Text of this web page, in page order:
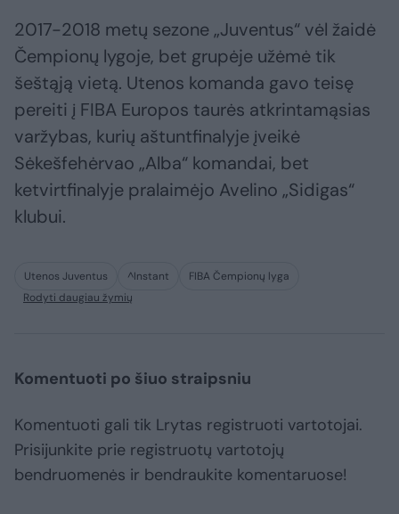
2017-2018 metų sezone „Juventus“ vėl žaidė
Čempionų lygoje, bet grupėje užėmė tik
šeštąją vietą. Utenos komanda gavo teisę
pereiti į FIBA Europos taurės atkrintamąsias
varžybas, kurių aštuntfinalyje įveikė
Sėkešfehėrvao „Alba“ komandai, bet
ketvirtfinalyje pralaimėjo Avelino „Sidigas“
klubui.
Utenos Juventus ^Instant
FIBA Čempionų lyga
Rodyti daugiau žymių
Komentuoti po šiuo straipsniu
Komentuoti gali tik Lrytas registruoti vartotojai.
Prisijunkite prie registruotų vartotojų
bendruomenės ir bendraukite komentaruose!